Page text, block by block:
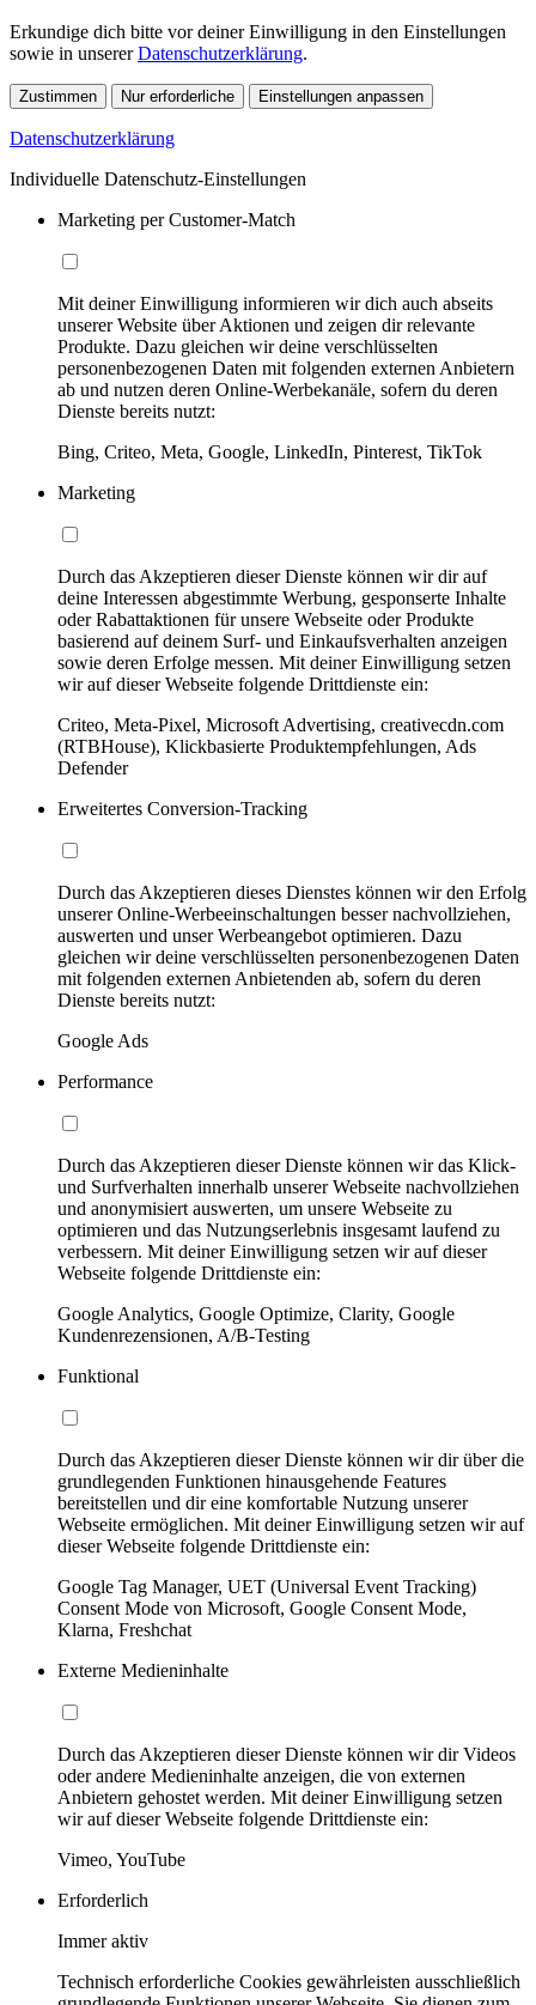
Erkundige dich bitte vor deiner Einwilligung in den Einstellungen
sowie in unsererDatenschutzerklärung.
Zustimmen Nur erforderliche Einstellungen anpassen
Datenschutzerklärung
Individuelle Datenschutz-Einstellungen
Marketing per Customer-Match
Mit deiner Einwilligung informieren wir dich auch abseits
unserer Website über Aktionen und zeigen dir relevante
Produkte. Dazu gleichen wir deine verschlüsselten
personenbezogenen Daten mit folgenden externen Anbietern
ab und nutzen deren Online-Werbekanäle, sofern du deren
Dienste bereits nutzt:
Bing, Criteo, Meta, Google, LinkedIn, Pinterest, TikTok
Marketing
Durch das Akzeptieren dieser Dienste können wir dir auf
deine Interessen abgestimmte Werbung, gesponserte Inhalte
oder Rabattaktionen für unsere Webseite oder Produkte
basierend auf deinem Surf- und Einkaufsverhalten anzeigen
sowie deren Erfolge messen. Mit deiner Einwilligung setzen
wir auf dieser Webseite folgende Drittdienste ein:
Criteo, Meta-Pixel, Microsoft Advertising, creativecdn.com
(RTBHouse), Klickbasierte Produktempfehlungen, Ads
Defender
Erweitertes Conversion-Tracking
Durch das Akzeptieren dieses Dienstes können wir den Erfolg
unserer Online-Werbeeinschaltungen besser nachvollziehen,
auswerten und unser Werbeangebot optimieren. Dazu
gleichen wir deine verschlüsselten personenbezogenen Daten
mit folgenden externen Anbietenden ab, sofern du deren
Dienste bereits nutzt:
Google Ads
Performance
Durch das Akzeptieren dieser Dienste können wir das Klick-
und Surfverhalten innerhalb unserer Webseite nachvollziehen
und anonymisiert auswerten, um unsere Webseite zu
optimieren und das Nutzungserlebnis insgesamt laufend zu
verbessern. Mit deiner Einwilligung setzen wir auf dieser
Webseite folgende Drittdienste ein:
Google Analytics, Google Optimize, Clarity, Google
Kundenrezensionen, A/B-Testing
Funktional
Durch das Akzeptieren dieser Dienste können wir dir über die
grundlegenden Funktionen hinausgehende Features
bereitstellen und dir eine komfortable Nutzung unserer
Webseite ermöglichen. Mit deiner Einwilligung setzen wir auf
dieser Webseite folgende Drittdienste ein:
Google Tag Manager, UET (Universal Event Tracking)
Consent Mode von Microsoft, Google Consent Mode,
Klarna, Freshchat
Externe Medieninhalte
Durch das Akzeptieren dieser Dienste können wir dir Videos
oder andere Medieninhalte anzeigen, die von externen
Anbietern gehostet werden. Mit deiner Einwilligung setzen
wir auf dieser Webseite folgende Drittdienste ein:
Vimeo, YouTube
Erforderlich
Immer aktiv
Technisch erforderliche Cookies gewährleisten ausschließlich